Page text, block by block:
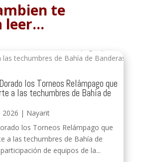
te
leer…
los Torneos Relámpago que
a las techumbres de Bahía de
2026 | Nayarit
los Torneos Relámpago que
a las techumbres de Bahía de
de equipos de la...